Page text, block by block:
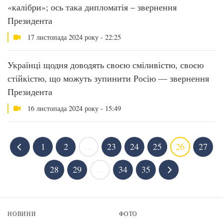
«калібри»; ось така дипломатія – звернення
Президента
17 листопада 2024 року - 22:25
Українці щодня доводять своєю сміливістю, своєю
стійкістю, що можуть зупинити Росію — звернення
Президента
16 листопада 2024 року - 15:49
1 2 23 24 25 26
27
28
29 34 35
НОВИНИ ФОТО